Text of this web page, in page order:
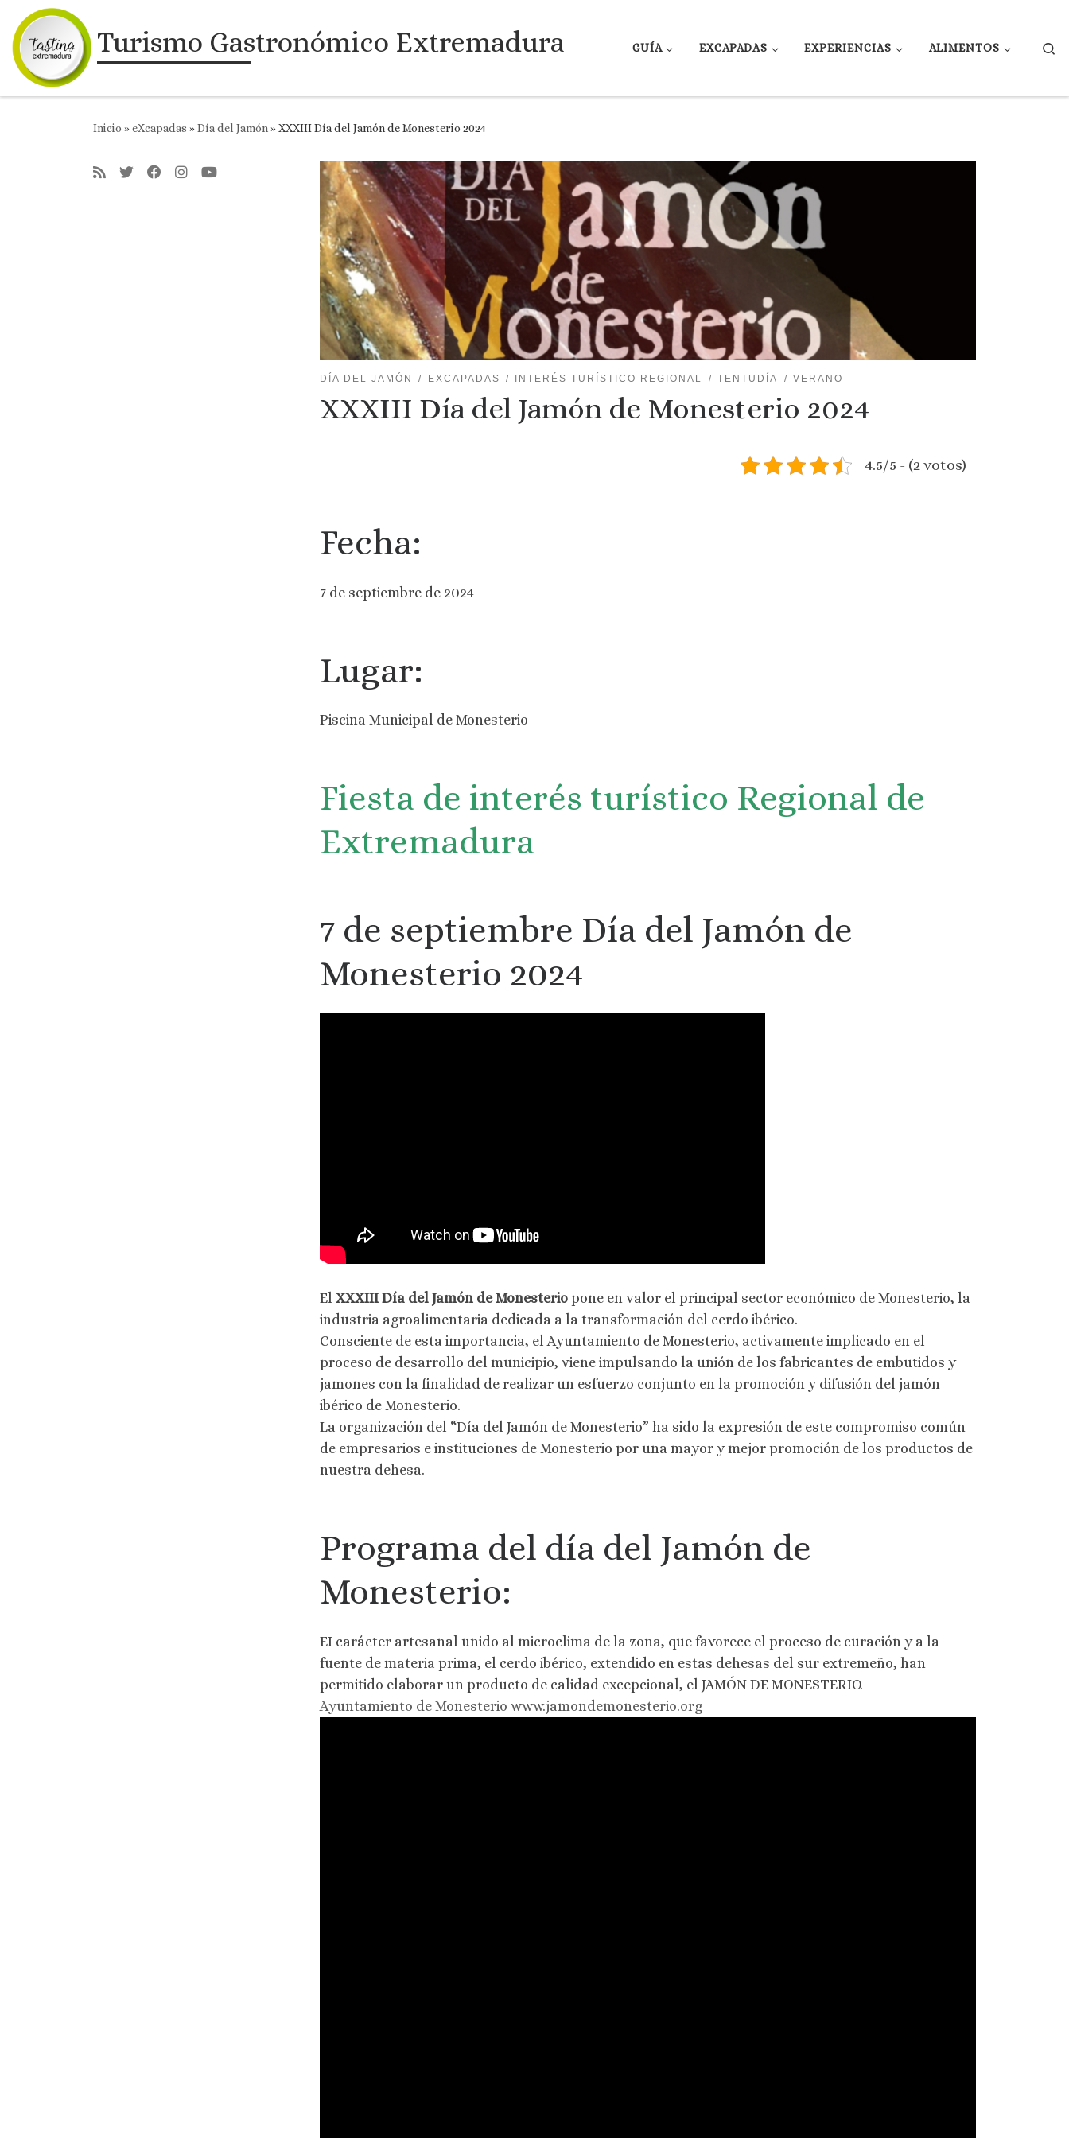
Saltar al contenido
Turismo Gastronómico Extremadura GUÍA EXCAPADAS EXPERIENCIAS ALIMENTOS
Inicio »eXcapadas »Día del Jamón»XXXIII Día del Jamón de Monesterio 2024
DÍA DEL JAMÓN EXCAPADAS INTERÉS TURÍSTICO REGIONAL TENTUDÍA VERANO
XXXIII Día del Jamón de Monesterio 2024
4.5/5 - (2 votos)
Fecha:
7 de septiembre de 2024
Lugar:
Piscina Municipal de Monesterio
Fiesta de interés turístico Regional de
Extremadura
7 de septiembre Día del Jamón de
Monesterio 2024
El XXXIII Día del Jamón de Monesterio pone en valor el principal sector económico de Monesterio, la
industria agroalimentaria dedicada a la transformación del cerdo ibérico.
Consciente de esta importancia, el Ayuntamiento de Monesterio, activamente implicado en el
proceso de desarrollo del municipio, viene impulsando la unión de los fabricantes de embutidos y
jamones con la finalidad de realizar un esfuerzo conjunto en la promoción y difusión del jamón
ibérico de Monesterio.
La organización del “Día del Jamón de Monesterio” ha sido la expresión de este compromiso común
de empresarios e instituciones de Monesterio por una mayor y mejor promoción de los productos de
nuestra dehesa.
Programa del día del Jamón de
Monesterio:
EI carácter artesanal unido al microclima de la zona, que favorece el proceso de curación y a la
fuente de materia prima, el cerdo ibérico, extendido en estas dehesas del sur extremeño, han
permitido elaborar un producto de calidad excepcional, el JAMÓN DE MONESTERIO.
Ayuntamiento de Monesterio www.jamondemonesterio.org